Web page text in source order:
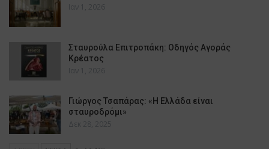
Ιαν 1, 2026
Σταυρούλα Επιτροπάκη: Οδηγός Αγοράς
Κρέατος
Ιαν 1, 2026
Γιώργος Τσαπάρας: «Η Ελλάδα είναι
σταυροδρόμι»
Δεκ 28, 2025